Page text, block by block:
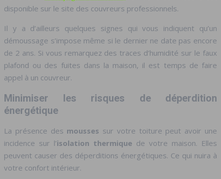
disponible sur le site des couvreurs professionnels.
Il y a d’ailleurs quelques signes qui vous indiquent qu’un
démoussage s’impose même si le dernier ne date pas encore
de 2 ans. Si vous remarquez des traces d’humidité sur le faux
plafond ou des fuites dans la maison, il est temps de faire
appel à un couvreur.
Minimiser les risques de déperdition
énergétique
La présence des mousses sur votre toiture peut avoir une
incidence sur l’isolation thermique de votre maison. Elles
peuvent causer des déperditions énergétiques. Ce qui nuira à
votre confort intérieur.